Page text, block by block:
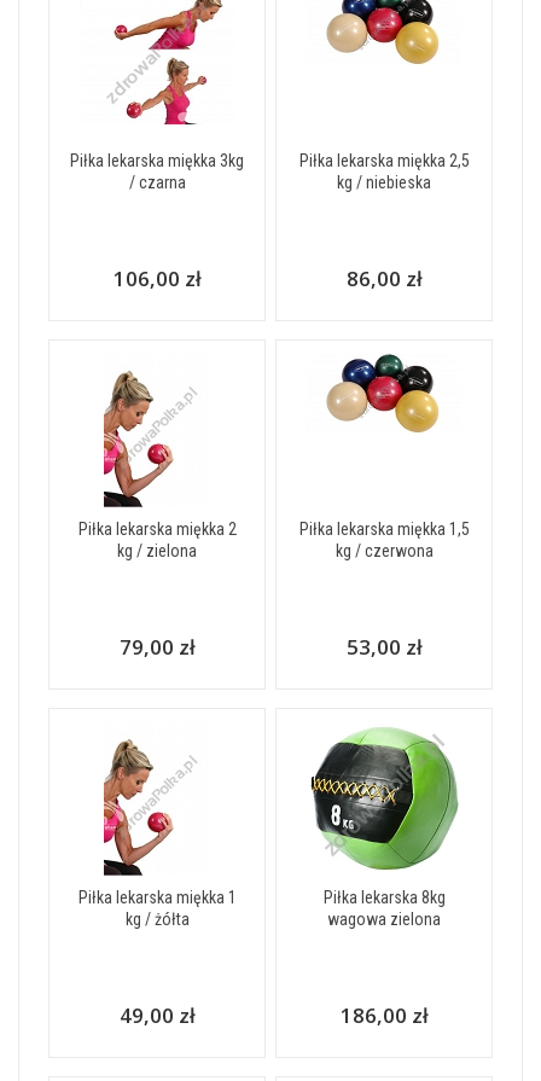
Piłka lekarska miękka 3kg
/ czarna
106,00 zł
Piłka lekarska miękka 2,5
kg / niebieska
86,00 zł
Piłka lekarska miękka 2
kg / zielona
79,00 zł
Piłka lekarska miękka 1,5
kg / czerwona
53,00 zł
Piłka lekarska miękka 1
kg / żółta
49,00 zł
Piłka lekarska 8kg
wagowa zielona
186,00 zł